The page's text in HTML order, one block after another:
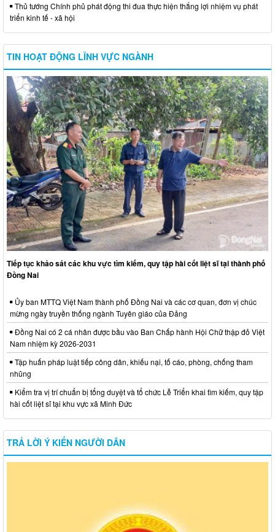
Thủ tướng Chính phủ phát động thi đua thực hiện thắng lợi nhiệm vụ phát
triển kinh tế - xã hội
TIN HOẠT ĐỘNG LĨNH VỰC NGÀNH
Tiếp tục khảo sát các khu vực tìm kiếm, quy tập hài cốt liệt sĩ tại thành phố
Đồng Nai
Ủy ban MTTQ Việt Nam thành phố Đồng Nai và các cơ quan, đơn vị chúc
mừng ngày truyền thống ngành Tuyên giáo của Đảng
Đồng Nai có 2 cá nhân được bầu vào Ban Chấp hành Hội Chữ thập đỏ Việt
Nam nhiệm kỳ 2026-2031
Tập huấn pháp luật tiếp công dân, khiếu nại, tố cáo, phòng, chống tham
nhũng
Kiểm tra vị trí chuẩn bị tổng duyệt và tổ chức Lễ Triển khai tìm kiếm, quy tập
hài cốt liệt sĩ tại khu vực xã Minh Đức
TRẢ LỜI Ý KIẾN NGƯỜI DÂN